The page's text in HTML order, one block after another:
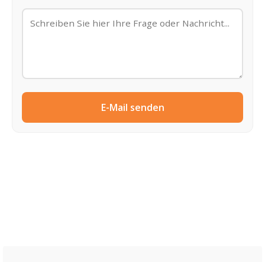
E-Mail senden